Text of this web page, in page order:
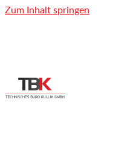
Zum Inhalt springen